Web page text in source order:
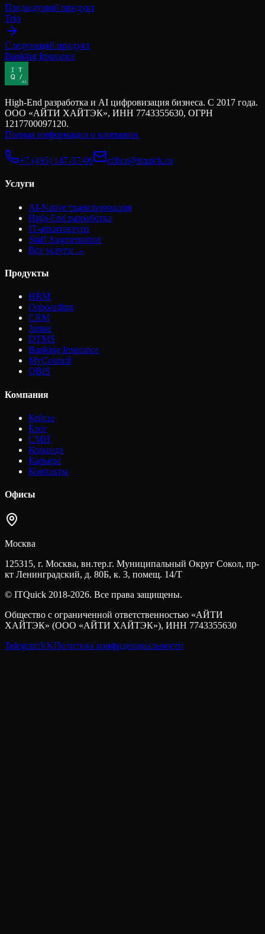
Предыдущий продукт
Trio
Следующий продукт
Banking Insurance
High-End разработка и AI цифровизация бизнеса. С 2017 года.
ООО «АЙТИ ХАЙТЭК», ИНН 7743355630, ОГРН
1217700097120.
Полная информация о компании
+7 (495) 147-37-06 office@itquick.ru
Услуги
AI-Native трансформация
High-End разработка
IT-архитектура
Staff Augmentation
Все услуги →
Продукты
HRM
Onboarding
CRM
Jumse
DTMS
Banking Insurance
MyCouncil
QBIS
Компания
Кейсы
Блог
СМИ
Команда
Карьера
Контакты
Офисы
Москва
125315, г. Москва, вн.тер.г. Муниципальный Округ Сокол, пр-
кт Ленинградский, д. 80Б, к. 3, помещ. 14/Т
© ITQuick 2018-2026. Все права защищены.
Общество с ограниченной ответственностью «АЙТИ
ХАЙТЭК» (ООО «АЙТИ ХАЙТЭК»), ИНН 7743355630
TelegramVKПолитика конфиденциальности